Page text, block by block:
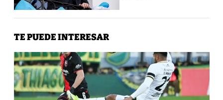
TE PUEDE INTERESAR